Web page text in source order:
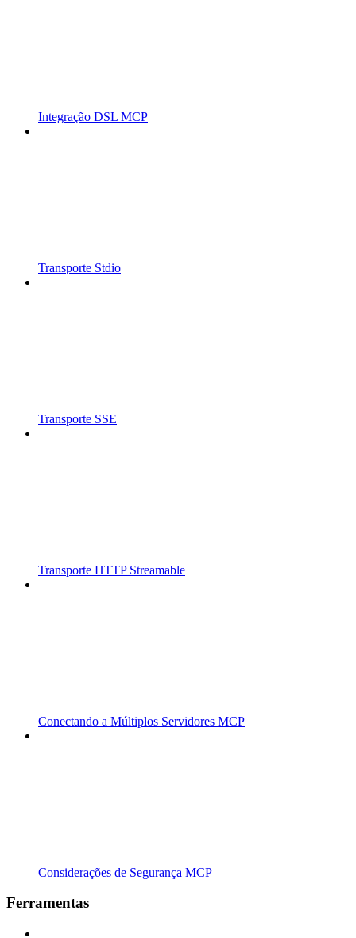
Integração DSL MCP
Transporte Stdio
Transporte SSE
Transporte HTTP Streamable
Conectando a Múltiplos Servidores MCP
Considerações de Segurança MCP
Ferramentas